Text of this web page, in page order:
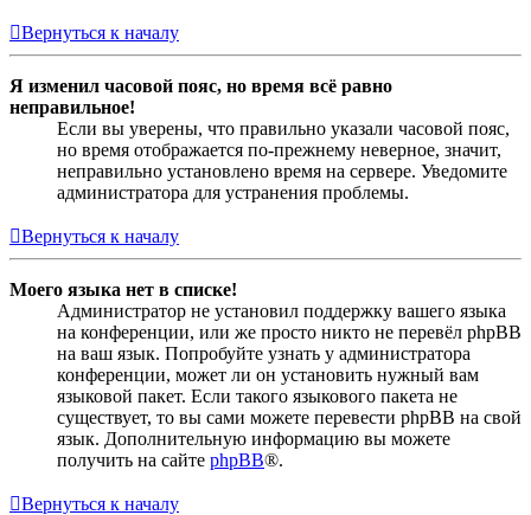
Вернуться к началу
Я изменил часовой пояс, но время всё равно
неправильное!
Если вы уверены, что правильно указали часовой пояс,
но время отображается по-прежнему неверное, значит,
неправильно установлено время на сервере. Уведомите
администратора для устранения проблемы.
Вернуться к началу
Моего языка нет в списке!
Администратор не установил поддержку вашего языка
на конференции, или же просто никто не перевёл phpBB
на ваш язык. Попробуйте узнать у администратора
конференции, может ли он установить нужный вам
языковой пакет. Если такого языкового пакета не
существует, то вы сами можете перевести phpBB на свой
язык. Дополнительную информацию вы можете
получить на сайте phpBB®.
Вернуться к началу